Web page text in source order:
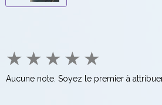
★ ★ ★ ★ ★
Aucune note. Soyez le premier à